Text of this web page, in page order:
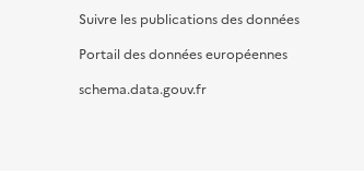
Suivre les publications des données
Portail des données européennes
schema.data.gouv.fr